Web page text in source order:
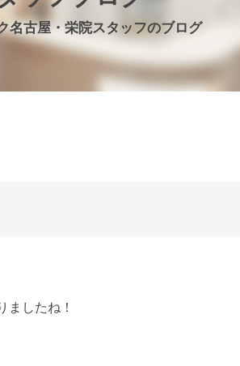
名古屋・栄院スタッフのブログ
ましたね！